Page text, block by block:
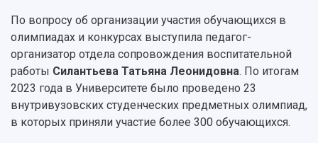
Официальные документы
По вопросу об организации участия обучающихся в
олимпиадах и конкурсах выступила педагог-
организатор отдела сопровождения воспитательной
работы Силантьева Татьяна Леонидовна. По итогам
2023 года в Университете было проведено 23
внутривузовских студенческих предметных олимпиад,
в которых приняли участие более 300 обучающихся.